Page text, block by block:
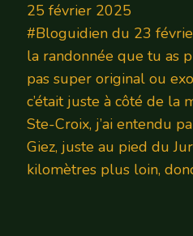
25 février 2025
#Bloguidien du 23
la randonnée que tu as
pas super original ou
c’était juste à côté de la
Ste-Croix, j’ai entendu
Giez, juste au pied du
kilomètres plus loin,